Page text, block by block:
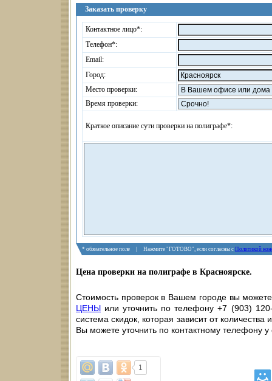
Заказать проверку
Контактное лицо*:
Телефон*:
Email:
Город:
Место проверки:
Время проверки:
Краткое описание сути проверки на полиграфе*:
* обязательное поле | Нажмите "ГОТОВО", если согласны с Политикой
Цена проверки на полиграфе в Красноярске.
Стоимость проверок в Вашем городе вы
ЦЕНЫ или уточнить по телефону +7 (903)
система скидок, которая зависит от
Вы можете уточнить по контактному телефону у
1